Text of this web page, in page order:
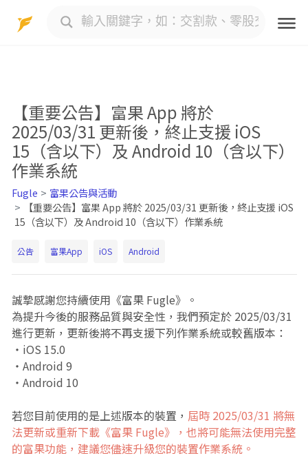
【重要公告】富果 App 將於
2025/03/31 更新後，終止支援 iOS
15（含以下）及 Android 10（含以下）
作業系統
Fugle
富果公告與活動
【重要公告】富果 App 將於 2025/03/31 更新後，終止支援 iOS
15（含以下）及 Android 10（含以下）作業系統
公告 富果App iOS Android
誠摯感謝您持續使用《富果 Fugle》。
為提升今後的服務品質與安全性，我們預定於 2025/03/31
進行更新，更新後將不再支援下列作業系統或較舊版本：
・iOS 15.0
・Android 9
・Android 10
若您目前使用的是上述版本的裝置， 屆時 2025/03/31 將無
法更新或重新下載《富果 Fugle》，也將可能無法使用完整
的富果功能，建議您儘速升級您的裝置作業系統。